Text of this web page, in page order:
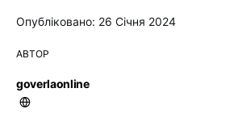
Опубліковано: 26 Січня 2024
АВТОР
goverlaonline